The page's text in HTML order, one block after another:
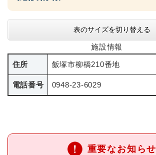
表のサイズを切り替える
施設情報
住所 飯塚市柳橋210番地
電話番号 0948-23-6029
重要なお知らせ